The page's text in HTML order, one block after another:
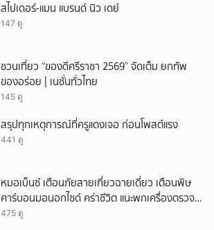
สไปเดอร์-แมน แบรนด์ นิว เดย์
147 ดู
ชวนเที่ยว “ของดีศรีราชา 2569” จัดเต็ม ยกทัพ
ของอร่อย | เนชั่นทั่วไทย
145 ดู
สรุปทุกเหตุการณ์ที่ครูแดงเจอ ก่อนโพสต์แรง
441 ดู
หมอเบ็นซ์ เตือนภัยสายเที่ยวฉายเดี่ยว เตือนพิษ
คาร์บอนมอนอกไซด์ คร่าชีวิต แนะพกเครื่องตรวจ
วัดติดตัว
475 ดู